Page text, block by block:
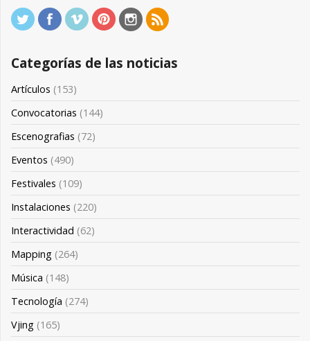
Categorías de las noticias
Artículos (153)
Convocatorias (144)
Escenografias (72)
Eventos (490)
Festivales (109)
Instalaciones (220)
Interactividad (62)
Mapping (264)
Música (148)
Tecnología (274)
Vjing (165)